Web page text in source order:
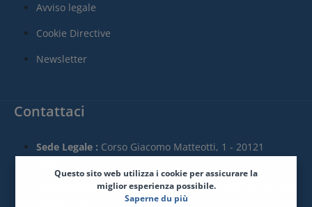
Avviso legale
Cookie Directive
Newsletter
Contattaci
Sede Legale : Corso Giacomo Matteotti, 1 - 20121
Sede Operativa :Via Francesco Melzi d'Eril, 34 - 20154
Questo sito web utilizza i cookie per assicurare la
miglior esperienza possibile.
Saperne du più